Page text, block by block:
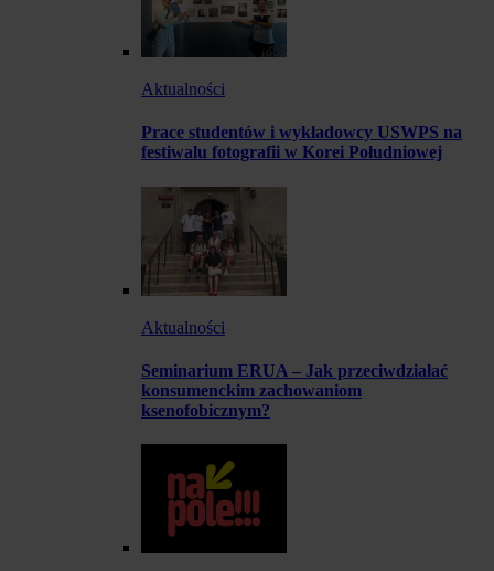
Aktualności
Prace studentów i wykładowcy USWPS na
festiwalu fotografii w Korei Południowej
Aktualności
Seminarium ERUA – Jak przeciwdziałać
konsumenckim zachowaniom
ksenofobicznym?